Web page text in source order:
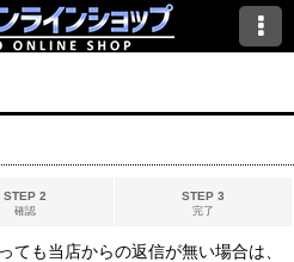
STEP 2
確認
STEP 3
完了
ても当店からの返信が無い場合は、